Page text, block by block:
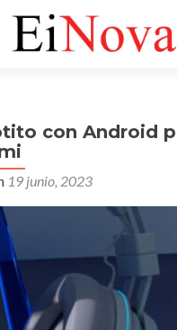
con Android
19 junio, 2023